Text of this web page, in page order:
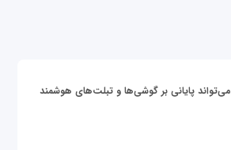
پایانی بر گوشی‌ها و تبلت‌های هوشمند